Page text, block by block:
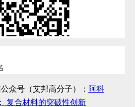
众号（艾邦高分子）： 阿科
复合材料的突破性创新